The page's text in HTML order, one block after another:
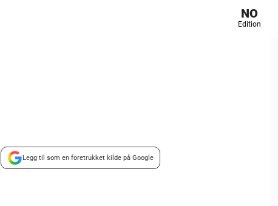
NO
Edition
Legg til som en foretrukket kilde på Google